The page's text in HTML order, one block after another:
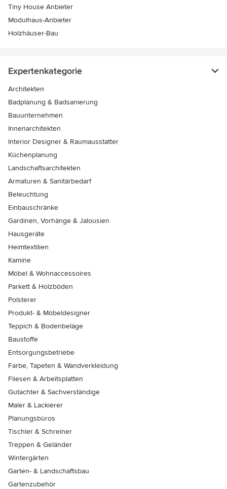
Tiny House Anbieter
Modulhaus-Anbieter
Holzhäuser-Bau
Expertenkategorie
Architekten
Badplanung & Badsanierung
Bauunternehmen
Innenarchitekten
Interior Designer & Raumausstatter
Küchenplanung
Landschaftsarchitekten
Armaturen & Sanitärbedarf
Beleuchtung
Einbauschränke
Gardinen, Vorhänge & Jalousien
Hausgeräte
Heimtextilien
Kamine
Möbel & Wohnaccessoires
Parkett & Holzböden
Polsterer
Produkt- & Möbeldesigner
Teppich & Bodenbeläge
Baustoffe
Entsorgungsbetriebe
Farbe, Tapeten & Wandverkleidung
Fliesen & Arbeitsplatten
Gutachter & Sachverständige
Maler & Lackierer
Planungsbüros
Tischler & Schreiner
Treppen & Geländer
Wintergärten
Garten- & Landschaftsbau
Gartenzubehör